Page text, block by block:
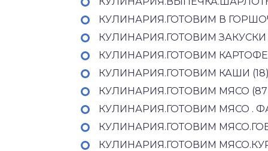
КУЛИНАРИЯ.ГОТОВИМ В
КУЛИНАРИЯ.ГОТОВИМ ЗАКУСКИ
КУЛИНАРИЯ.ГОТОВИМ
КУЛИНАРИЯ.ГОТОВИМ КАШИ
КУЛИНАРИЯ.ГОТОВИМ МЯСО
КУЛИНАРИЯ.ГОТОВИМ МЯСО .
КУЛИНАРИЯ.ГОТОВИМ
КУЛИНАРИЯ.ГОТОВИМ